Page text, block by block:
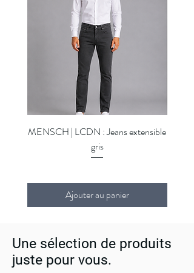
MENSCH | LCDN : Jeans extensible
gris
Ajouter au panier
Une sélection de produits
juste pour vous.